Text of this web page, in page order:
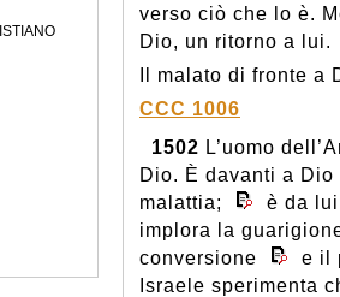
verso ciò che lo è.
Dio, un ritorno a lui.
Il malato di fronte a
CCC 1006
1502 L’uomo
Dio. È davanti a
malattia;
è da
implora la
conversione
e il
Israele sperimenta